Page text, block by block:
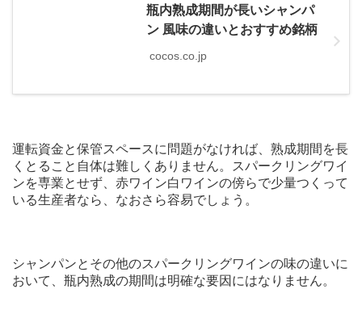
瓶内熟成期間が長いシャンパ
ン 風味の違いとおすすめ銘柄
cocos.co.jp
運転資金と保管スペースに問題がなければ、熟成期間を長
くとること自体は難しくありません。スパークリングワイ
ンを専業とせず、赤ワイン白ワインの傍らで少量つくって
いる生産者なら、なおさら容易でしょう。
シャンパンとその他のスパークリングワインの味の違いに
おいて、瓶内熟成の期間は明確な要因にはなりません。